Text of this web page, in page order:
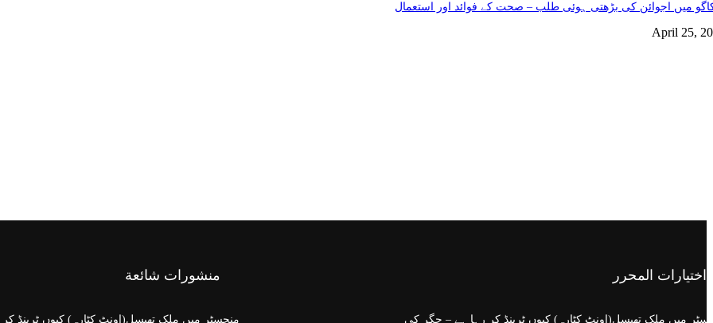
میں اجوائن کی بڑھتی ہوئی طلب – صحت کے فوائد اور استعمال
April 25,
اختيارات المحرر
میں ملک تھیسل(اونٹ کٹارہ) کیوں ٹرینڈ کر رہا ہے – جگر کی
منشورات شائعة
منچسٹر میں ملک تھیسل(اونٹ کٹارہ) کیوں ٹرینڈ